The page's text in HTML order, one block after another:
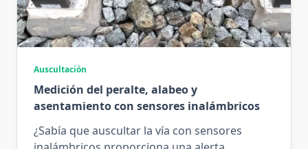
Auscultación
Medición del peralte, alabeo y
asentamiento con sensores inalámbricos
¿Sabía que auscultar la vía con sensores